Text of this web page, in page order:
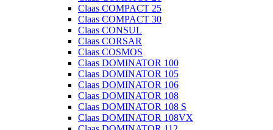
Claas COMPACT 25
Claas COMPACT 30
Claas CONSUL
Claas CORSAR
Claas COSMOS
Claas DOMINATOR 100
Claas DOMINATOR 105
Claas DOMINATOR 106
Claas DOMINATOR 108
Claas DOMINATOR 108 S
Claas DOMINATOR 108VX